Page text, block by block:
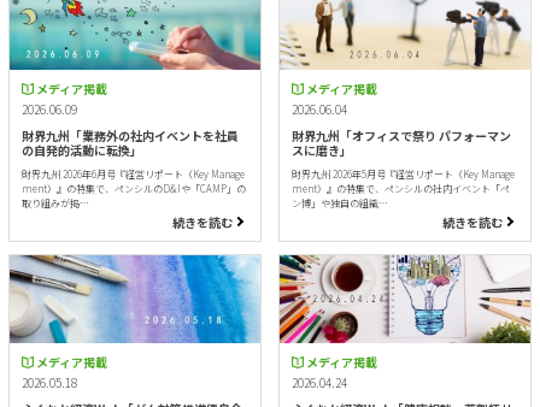
メディア掲載
2026.06.09
財界九州「業務外の社内イベントを社員
の自発的活動に転換」
財界九州 2026年6月号『経営リポート（Key Manage
ment）』の特集で、ペンシルのD&Iや「CAMP」の
取り組みが掲…
続きを読む
メディア掲載
2026.06.04
財界九州「オフィスで祭り パフォーマン
スに磨き」
財界九州 2026年5月号『経営リポート（Key Manage
ment）』の特集で、ペンシルの社内イベント「ペ
ン博」や独自の組織…
続きを読む
メディア掲載
2026.05.18
メディア掲載
2026.04.24